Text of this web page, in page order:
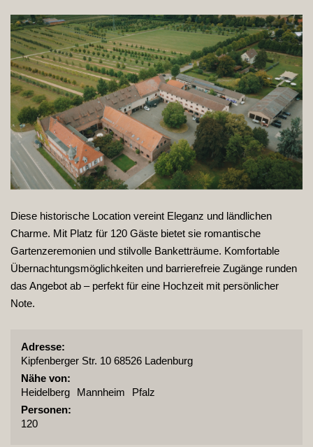
Diese historische Location vereint Eleganz und ländlichen
Charme. Mit Platz für 120 Gäste bietet sie romantische
Gartenzeremonien und stilvolle Banketträume. Komfortable
Übernachtungsmöglichkeiten und barrierefreie Zugänge runden
das Angebot ab – perfekt für eine Hochzeit mit persönlicher
Note.
Adresse:
Kipfenberger Str. 10 68526 Ladenburg
Nähe von:
Heidelberg
Mannheim
Pfalz
Personen:
120